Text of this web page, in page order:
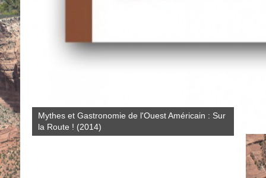
Mythes et Gastronomie de l'Ouest Américain : Sur
la Route ! (2014)
Crimes et Procès Sensationnels à LA : au-delà du
Dahlia Noir (2011)
scientifiques de 1950 à nos jours (2009)